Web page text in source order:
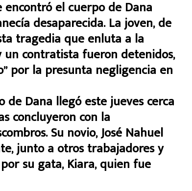
el cuerpo de Dana
desaparecida. La joven, de
tragedia que enluta a la
contratista fueron detenidos,
por la presunta negligencia en
Dana llegó este jueves cerca
concluyeron con la
Su novio, José Nahuel
junto a otros trabajadores y
su gata, Kiara, quien fue